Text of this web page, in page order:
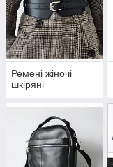
Ремені жіночі
шкіряні